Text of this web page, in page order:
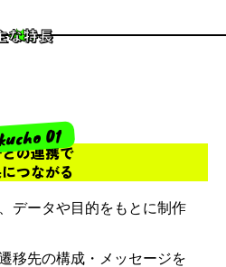
な特長
01
の連携で
つながる
データや目的をもとに制作
移先の構成・メッセージを